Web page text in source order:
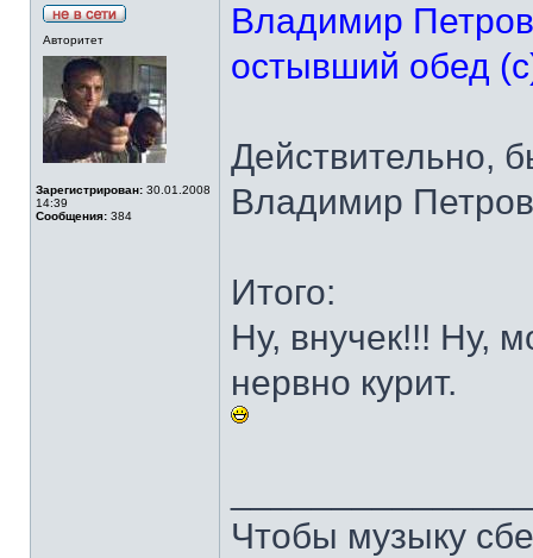
Авторитет
Зарегистрирован: 30.01.2008
14:39
Сообщения: 384
Владимир
остывший обед
Действительно,
Владимир
Итого:
Ну, внучек!!! Ну,
нервно курит.
Чтобы музыку